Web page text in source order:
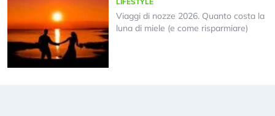
Viaggi di nozze 2026. Quanto costa la
luna di miele (e come risparmiare)